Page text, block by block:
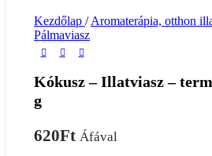
Kezdőlap / Aromaterápia, otthon
Pálmaviasz
Kókusz – Illatviasz –
g
620Ft Áfával